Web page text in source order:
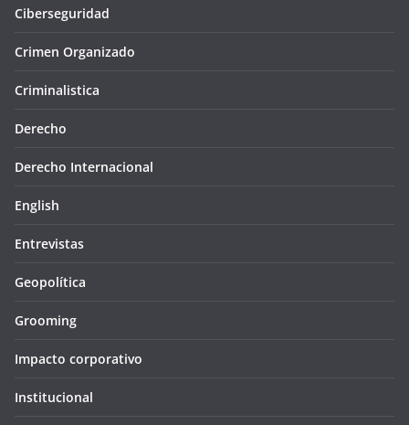
Ciberseguridad
Crimen Organizado
Criminalistica
Derecho
Derecho Internacional
English
Entrevistas
Geopolítica
Grooming
Impacto corporativo
Institucional